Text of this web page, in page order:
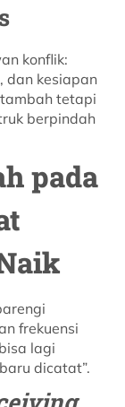
konflik:
dan kesiapan
tetapi
berpindah
pada
frekuensi
lagi
dicatat”.